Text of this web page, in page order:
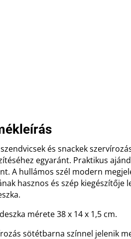
és snackek
egyaránt. Praktikus
A hullámos szél modern
hasznos és szép kiegészítője
mérete 38 x 14 x 1,5 cm.
sötétbarna színnel jelenik